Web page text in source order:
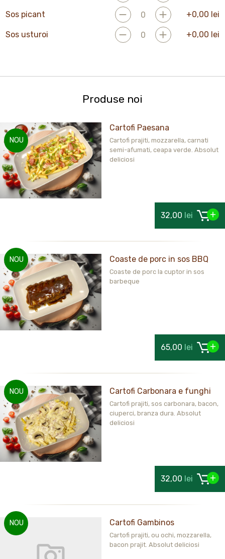
Sos picant +0,00 lei
Sos usturoi +0,00 lei
Produse noi
NOU
Cartofi Paesana
Cartofi prajiti, mozzarella, carnati
semi-afumati, ceapa verde. Absolut
deliciosi
32,00 lei
NOU Coaste de porc in sos BBQ
Coaste de porc la cuptor in sos
barbeque
65,00 lei
NOU Cartofi Carbonara e funghi
Cartofi prajiti, sos carbonara, bacon,
ciuperci, branza dura. Absolut
deliciosi
32,00 lei
NOU Cartofi Gambinos
Cartofi prajiti, ou ochi, mozzarella,
bacon prajit. Absolut deliciosi